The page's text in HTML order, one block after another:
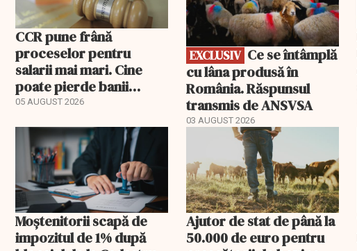
CCR pune frână
proceselor pentru
salarii mai mari. Cine
poate pierde banii
ceruți statului
05 AUGUST 2026
EXCLUSIV
cu lâna produsă în
România. Răspunsul
transmis de ANSVSA
03 AUGUST 2026
Moștenitorii scapă de
impozitul de 1% după
Ajutor de stat de până la
50.000 de euro pentru